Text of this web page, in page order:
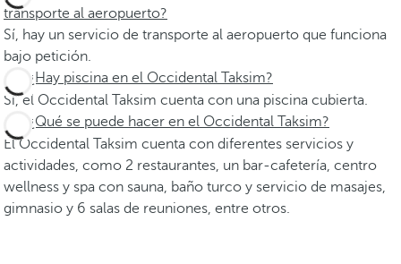
transporte al aeropuerto?
Sí, hay un servicio de transporte al aeropuerto que funciona
bajo petición.
¿Hay piscina en el Occidental Taksim?
Sí, el Occidental Taksim cuenta con una piscina cubierta.
¿Qué se puede hacer en el Occidental Taksim?
El Occidental Taksim cuenta con diferentes servicios y
actividades, como 2 restaurantes, un bar-cafetería, centro
wellness y spa con sauna, baño turco y servicio de masajes,
gimnasio y 6 salas de reuniones, entre otros.